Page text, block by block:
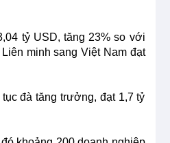
tỷ USD, tăng 23% so với
minh sang Việt Nam đạt
đà tăng trưởng, đạt 1,7 tỷ